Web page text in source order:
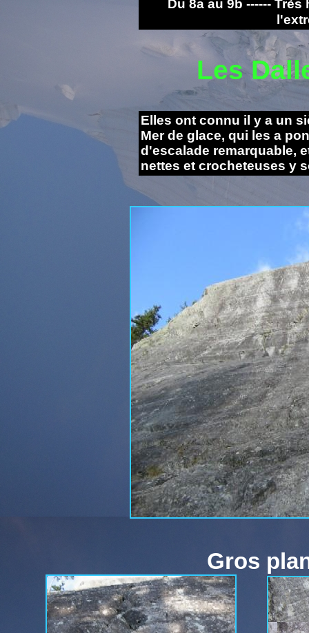
Du 8a au 9b ------
Les
Elles ont connu il y a un
Mer de glace, qui les a
d'escalade remarquable,
nettes et crocheteuses y
Gros